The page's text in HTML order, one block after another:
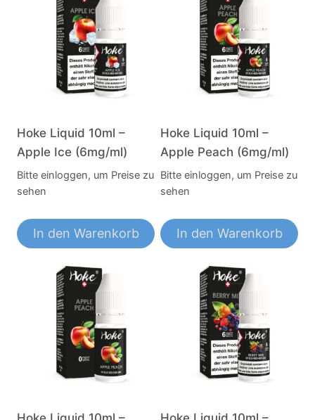
mehrere
Varianten
der
Produktseite
werden
mehrere
Varianten
der
Produktseite
werden
Hoke Liquid 10ml –
Apple Ice (6mg/ml)
Bitte einloggen, um Preise zu
sehen
In den Warenkorb
Hoke Liquid 10ml –
Apple Peach (6mg/ml)
Bitte einloggen, um Preise zu
sehen
In den Warenkorb